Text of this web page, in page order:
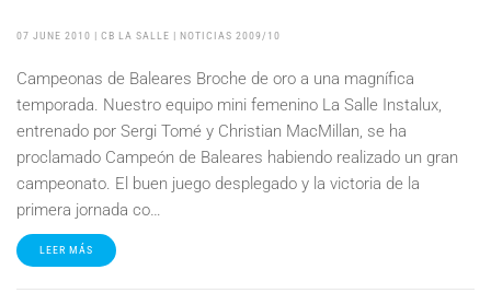
07 JUNE 2010 | CB LA SALLE | NOTICIAS 2009/10
Campeonas de Baleares Broche de oro a una magnífica
temporada. Nuestro equipo mini femenino La Salle Instalux,
entrenado por Sergi Tomé y Christian MacMillan, se ha
proclamado Campeón de Baleares habiendo realizado un gran
campeonato. El buen juego desplegado y la victoria de la
primera jornada co…
LEER MÁS